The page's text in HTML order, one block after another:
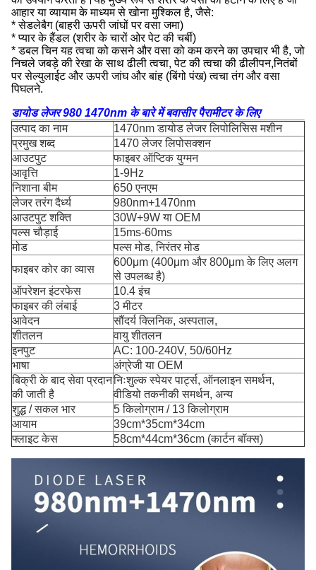
आहार या व्यायाम के माध्यम से खोना मुश्किल है, जैसे:
* सेडलेबैग (बाहरी ऊपरी जांघों पर वसा जमा)
* प्यार के हैंडल (शरीर के चारों ओर पेट की चर्बी)
* डबल चिन यह त्वचा को कसने और वसा को कम करने का उपचार भी है, जो
निचले जबड़े की रेखा के साथ ढीली त्वचा, पेट की त्वचा की ढीलीपन,नितंबों
पर सेल्युलाईट और ऊपरी जांघ और बांह (बिंगो पंख) त्वचा तंग और वसा
पिघलने.
डायोड लेजर 980 1470nm के बारे में बवासीर पैरामीटर के लिए
उत्पाद का नाम
1470nm डायोड लेजर लिपोलिसिस मशीन
प्रमुख शब्द
1470 लेजर लिपोसक्शन
आउटपुट
फाइबर ऑप्टिक युग्मन
आवृत्ति
1-9Hz
निशाना बीम
650 एनएम
लेजर तरंग दैर्ध्य
980nm+1470nm
आउटपुट शक्ति
30W+9W या OEM
पल्स चौड़ाई
15ms-60ms
मोड
पल्स मोड, निरंतर मोड
फाइबर कोर का व्यास
600μm (400μm और 800μm के लिए अलग
से उपलब्ध है)
ऑपरेशन इंटरफेस
10.4 इंच
फाइबर की लंबाई
3 मीटर
आवेदन
सौंदर्य क्लिनिक, अस्पताल,
शीतलन
वायु शीतलन
इनपुट
AC: 100-240V, 50/60Hz
भाषा
अंग्रेजी या OEM
बिक्री के बाद सेवा प्रदान
की जाती है
निःशुल्क स्पेयर पार्ट्स, ऑनलाइन समर्थन,
वीडियो तकनीकी समर्थन, अन्य
शुद्ध / सकल भार
5 किलोग्राम / 13 किलोग्राम
आयाम
39cm*35cm*34cm
फ्लाइट केस
58cm*44cm*36cm (कार्टन बॉक्स)